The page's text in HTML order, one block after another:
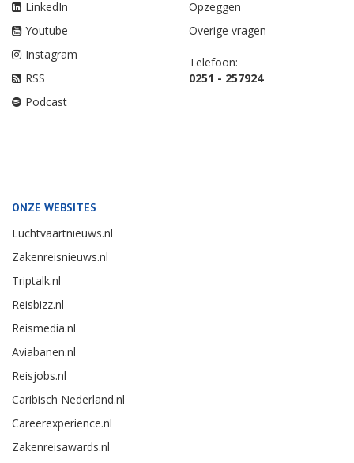
LinkedIn
Youtube
Instagram
RSS
Podcast
Opzeggen
Overige vragen
Telefoon:
0251 - 257924
ONZE WEBSITES
Luchtvaartnieuws.nl
Zakenreisnieuws.nl
Triptalk.nl
Reisbizz.nl
Reismedia.nl
Aviabanen.nl
Reisjobs.nl
Caribisch Nederland.nl
Careerexperience.nl
Zakenreisawards.nl